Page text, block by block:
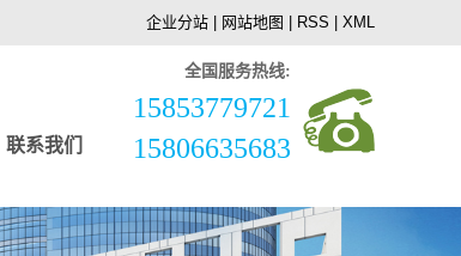
企业分站 网站地图 RSS XML
联系我们
全国服务热线:
15853779721
15806635683